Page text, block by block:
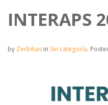
INTERAPS
by Zerbikas in Sin categoría.